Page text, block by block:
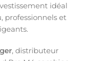
idéal
professionnels et
, distributeur